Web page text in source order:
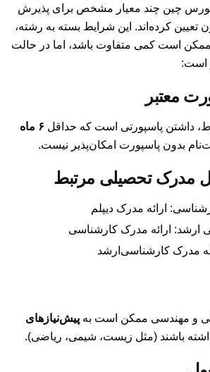
بورس چین چند معیار مشخص برای پذیرش
تعیین کرده‌اند. این شرایط بسته به رشته،
است کمی متفاوت باشد، اما در حالت
است:
داشتن پاسپورتی است که حداقل
۶ ماه
بدون پاسپورت امکان‌پذیر نیست.
ارائه مدرک دیپلم
ارشد: ارائه مدرک کارشناسی
مدرک کارشناسی‌ارشد
و مهندسی ممکن است به پیش‌نیازهای
باشند (مثل زیست، شیمی، ریاضی).